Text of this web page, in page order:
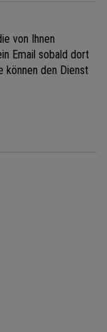
von Ihnen
Email sobald dort
können den Dienst